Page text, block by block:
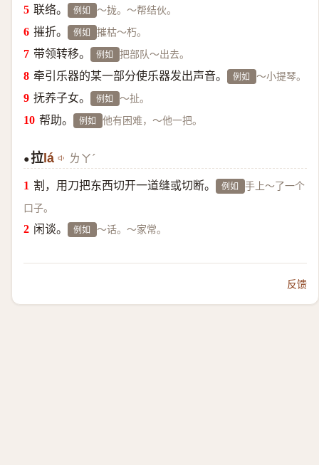
联络。 例如 ～拢。～帮结伙。
摧折。 例如 摧枯～朽。
带领转移。 例如 把部队～出去。
牵引乐器的某一部分使乐器发出声音。 例如 ～小提琴。
抚养子女。 例如 ～扯。
帮助。 例如 他有困难，～他一把。
●拉lá ㄌㄚˊ
割，用刀把东西切开一道缝或切断。 例如 手上～了一个
口子。
闲谈。 例如 ～话。～家常。
反馈